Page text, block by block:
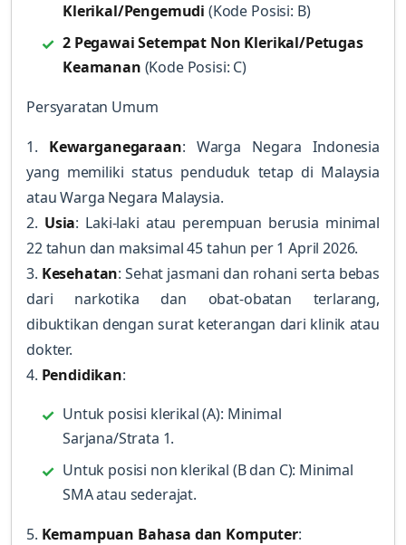
Klerikal/Pengemudi (Kode Posisi: B)
2 Pegawai Setempat Non Klerikal/Petugas
Keamanan (Kode Posisi: C)
Persyaratan Umum
1. Kewarganegaraan: Warga Negara Indonesia
yang memiliki status penduduk tetap di Malaysia
atau Warga Negara Malaysia.
2. Usia: Laki-laki atau perempuan berusia minimal
22 tahun dan maksimal 45 tahun per 1 April 2026.
3. Kesehatan: Sehat jasmani dan rohani serta bebas
dari narkotika dan obat-obatan terlarang,
dibuktikan dengan surat keterangan dari klinik atau
dokter.
4. Pendidikan:
Untuk posisi klerikal (A): Minimal
Sarjana/Strata 1.
Untuk posisi non klerikal (B dan C): Minimal
SMA atau sederajat.
5. Kemampuan Bahasa dan Komputer: